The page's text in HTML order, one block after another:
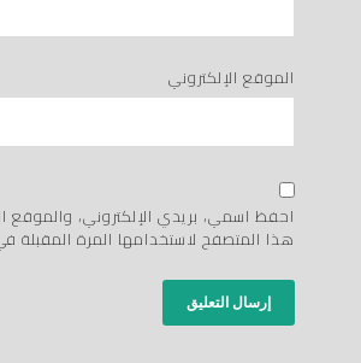
الموقع الإلكتروني
احفظ اسمي، بريدي الإلكتروني، والموقع
هذا المتصفح لاستخدامها المرة المقبلة